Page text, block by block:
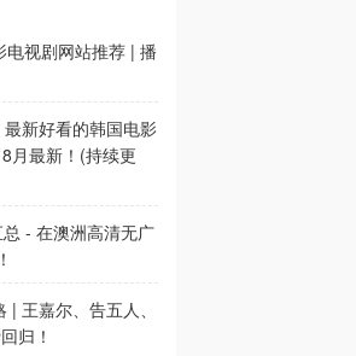
视剧网站推荐 | 播
新好看的韩国电影
月最新！(持续更
- 在澳洲高清无广
王嘉尔、告五人、
归！